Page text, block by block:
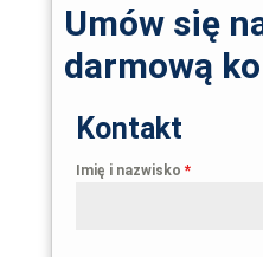
Umów się
darmową
Kontakt
Imię i nazwisko*